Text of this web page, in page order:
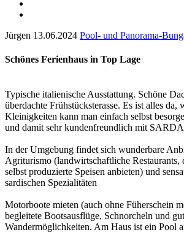
Jürgen 13.06.2024 Pool- und Panorama-
Schönes Ferienhaus in Top Lage
Typische italienische Ausstattung. Schöne
überdachte Frühstücksterasse. Es ist alles da,
Kleinigkeiten kann man einfach selbst
und damit sehr kundenfreundlich mit
In der Umgebung findet sich wunderbare
Agriturismo (landwirtschaftliche Restaurants,
selbst produzierte Speisen anbieten) und
sardischen Spezialitäten
Motorboote mieten (auch ohne Füherschein
begleitete Bootsausflüge, Schnorcheln und
Wandermöglichkeiten. Am Haus ist ein Pool